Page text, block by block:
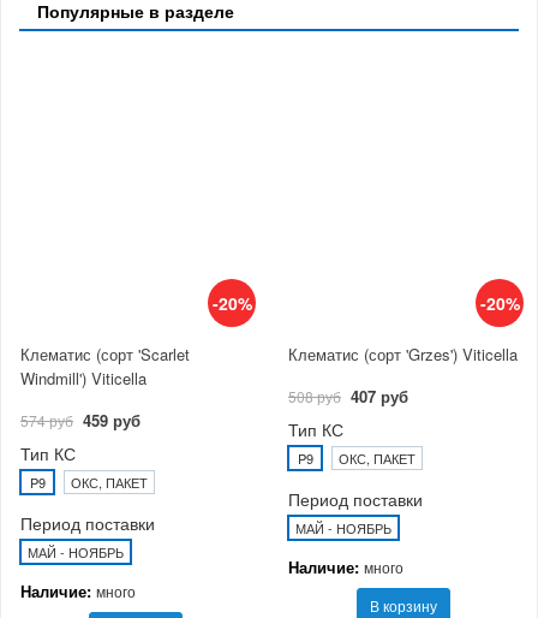
Популярные в разделе
-20%
Клематис (сорт 'Scarlet
Windmill') Viticella
574 руб 459 руб
Тип КС
P9 ОКС, ПАКЕТ
Период поставки
МАЙ - НОЯБРЬ
Наличие: много
-20%
Клематис (сорт 'Grzes') Viticella
508 руб 407 руб
Тип КС
P9 ОКС, ПАКЕТ
Период поставки
МАЙ - НОЯБРЬ
Наличие: много
В корзину